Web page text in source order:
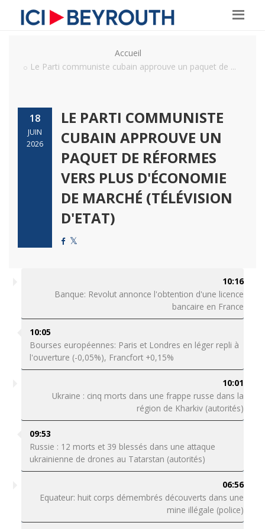
Accueil
Le Parti communiste cubain approuve un paquet de ...
18
JUIN
2026
LE PARTI COMMUNISTE
CUBAIN APPROUVE UN
PAQUET DE RÉFORMES
VERS PLUS D'ÉCONOMIE
DE MARCHÉ (TÉLÉVISION
D'ETAT)
10:16
Banque: Revolut annonce l'obtention d'une licence
bancaire en France
10:05
Bourses européennes: Paris et Londres en léger repli à
l'ouverture (-0,05%), Francfort +0,15%
10:01
Ukraine : cinq morts dans une frappe russe dans la
région de Kharkiv (autorités)
09:53
Russie : 12 morts et 39 blessés dans une attaque
ukrainienne de drones au Tatarstan (autorités)
06:56
Equateur: huit corps démembrés découverts dans une
mine illégale (police)